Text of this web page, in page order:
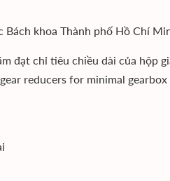
Bách khoa Thành phố Hồ Chí
đạt chỉ tiêu chiều dài của hộp
reducers for minimal gearbox